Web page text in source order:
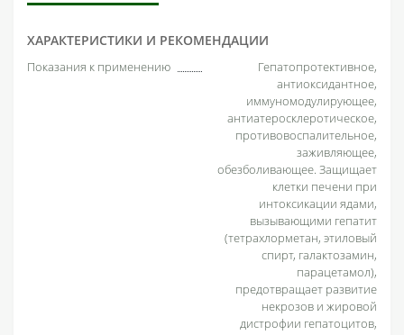
ХАРАКТЕРИСТИКИ И РЕКОМЕНДАЦИИ
Показания к применению
Гепатопротективное,
антиоксидантное,
иммуномодулирующее,
антиатеросклеротическое,
противовоспалительное,
заживляющее,
обезболивающее. Защищает
клетки печени при
интоксикации ядами,
вызывающими гепатит
(тетрахлорметан, этиловый
спирт, галактозамин,
парацетамол),
предотвращает развитие
некрозов и жировой
дистрофии гепатоцитов,